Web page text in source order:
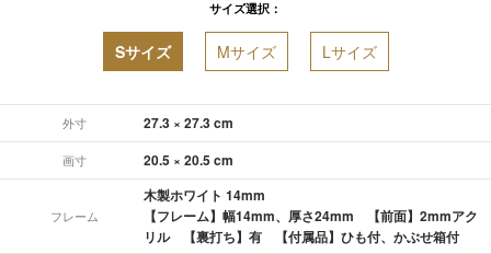
サイズ選択：
Sサイズ Mサイズ Lサイズ
外寸 27.3 × 27.3 cm
画寸 20.5 × 20.5 cm
フレーム
木製ホワイト 14mm
【フレーム】幅14mm、厚さ24mm 【前面】2mmアク
リル 【裏打ち】有 【付属品】ひも付、かぶせ箱付